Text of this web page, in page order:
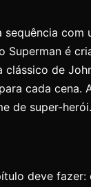
com
é
de
cada cena.
de super-herói.
deve